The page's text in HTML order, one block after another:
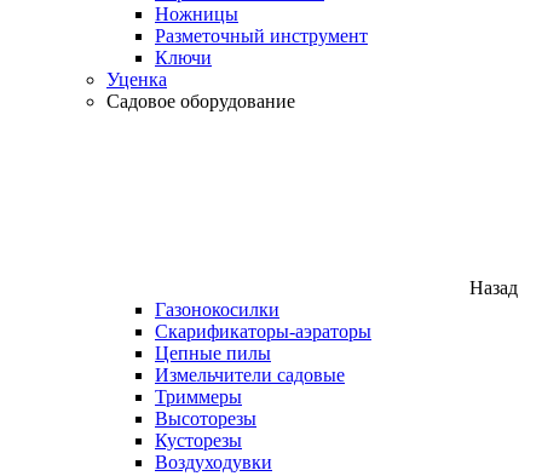
Ножницы
Разметочный инструмент
Ключи
Уценка
Садовое оборудование
Назад
Газонокосилки
Скарификаторы-аэраторы
Цепные пилы
Измельчители садовые
Триммеры
Высоторезы
Кусторезы
Воздуходувки